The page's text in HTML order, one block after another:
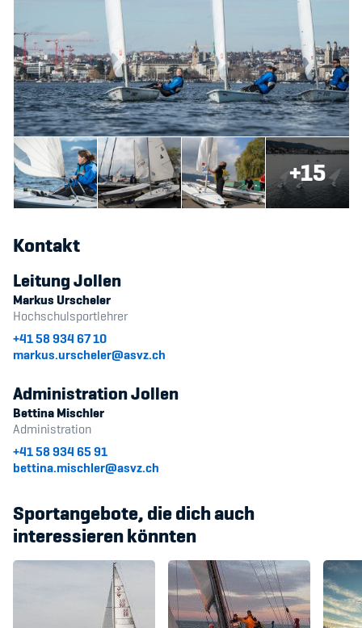
+15
Kontakt
Leitung Jollen
Markus Urscheler
Hochschulsportlehrer
+41 58 934 67 10
markus.urscheler@asvz.ch
Administration Jollen
Bettina Mischler
Administration
+41 58 934 65 91
bettina.mischler@asvz.ch
Sportangebote, die dich auch
interessieren könnten